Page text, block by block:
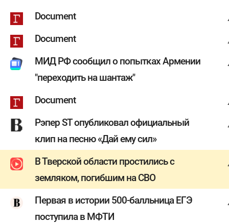
Document
Document
МИД РФ сообщил о попытках Армении
"переходить на шантаж"
Document
Рэпер ST опубликовал официальный
клип на песню «Дай ему сил»
В Тверской области простились с
земляком, погибшим на СВО
Первая в истории 500-балльница ЕГЭ
поступила в МФТИ